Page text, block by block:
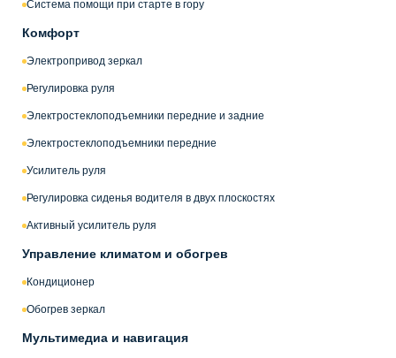
Система помощи при старте в гору
Комфорт
Электропривод зеркал
Регулировка руля
Электростеклоподъемники передние и задние
Электростеклоподъемники передние
Усилитель руля
Регулировка сиденья водителя в двух плоскостях
Активный усилитель руля
Управление климатом и обогрев
Кондиционер
Обогрев зеркал
Мультимедиа и навигация